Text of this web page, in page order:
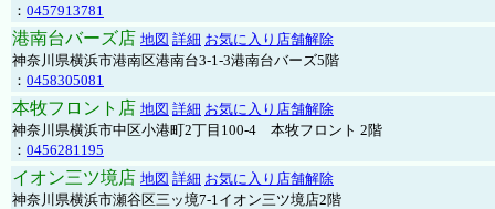
： 0457913781
港南台バーズ店 地図 詳細 お気に入り店舗解除
神奈川県横浜市港南区港南台3-1-3港南台バーズ5階
： 0458305081
本牧フロント店 地図 詳細 お気に入り店舗解除
神奈川県横浜市中区小港町2丁目100-4 本牧フロント 2階
： 0456281195
イオン三ツ境店 地図 詳細 お気に入り店舗解除
神奈川県横浜市瀬谷区三ッ境7-1イオン三ツ境店2階